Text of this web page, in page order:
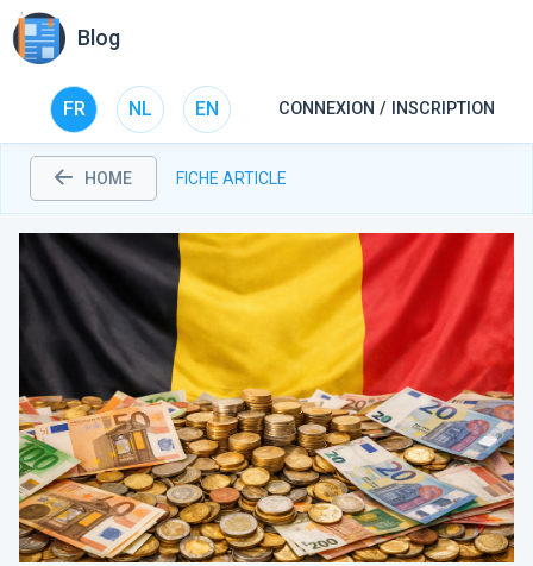
Blog
FR NL EN CONNEXION / INSCRIPTION
HOME FICHE ARTICLE